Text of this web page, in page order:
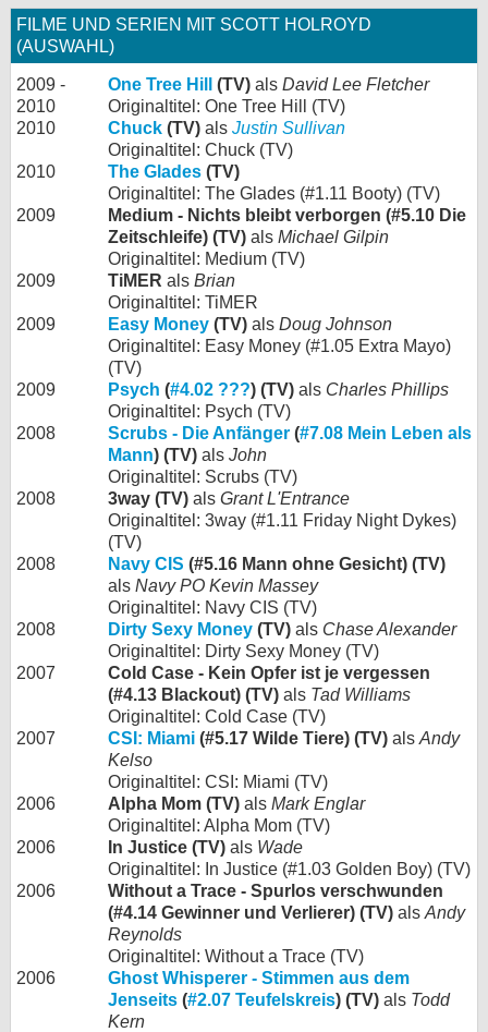
FILME UND SERIEN MIT SCOTT HOLROYD
(AUSWAHL)
2009 -
2010
One Tree Hill (TV) als David Lee Fletcher
Originaltitel: One Tree Hill (TV)
2010
Chuck (TV) als Justin Sullivan
Originaltitel: Chuck (TV)
2010
The Glades (TV)
Originaltitel: The Glades (#1.11 Booty) (TV)
2009
Medium - Nichts bleibt verborgen (#5.10 Die
Zeitschleife) (TV) als Michael Gilpin
Originaltitel: Medium (TV)
2009
TiMER als Brian
Originaltitel: TiMER
2009
Easy Money (TV) als Doug Johnson
Originaltitel: Easy Money (#1.05 Extra Mayo)
(TV)
2009
Psych (#4.02 ???) (TV) als Charles Phillips
Originaltitel: Psych (TV)
2008
Scrubs - Die Anfänger (#7.08 Mein Leben als
Mann) (TV) als John
Originaltitel: Scrubs (TV)
2008
3way (TV) als Grant L'Entrance
Originaltitel: 3way (#1.11 Friday Night Dykes)
(TV)
2008
Navy CIS (#5.16 Mann ohne Gesicht) (TV)
als Navy PO Kevin Massey
Originaltitel: Navy CIS (TV)
2008
Dirty Sexy Money (TV) als Chase Alexander
Originaltitel: Dirty Sexy Money (TV)
2007
Cold Case - Kein Opfer ist je vergessen
(#4.13 Blackout) (TV) als Tad Williams
Originaltitel: Cold Case (TV)
2007
CSI: Miami (#5.17 Wilde Tiere) (TV) als Andy
Kelso
Originaltitel: CSI: Miami (TV)
2006
Alpha Mom (TV) als Mark Englar
Originaltitel: Alpha Mom (TV)
2006
In Justice (TV) als Wade
Originaltitel: In Justice (#1.03 Golden Boy) (TV)
2006
Without a Trace - Spurlos verschwunden
(#4.14 Gewinner und Verlierer) (TV) als Andy
Reynolds
Originaltitel: Without a Trace (TV)
2006
Ghost Whisperer - Stimmen aus dem
Jenseits (#2.07 Teufelskreis) (TV) als Todd
Kern